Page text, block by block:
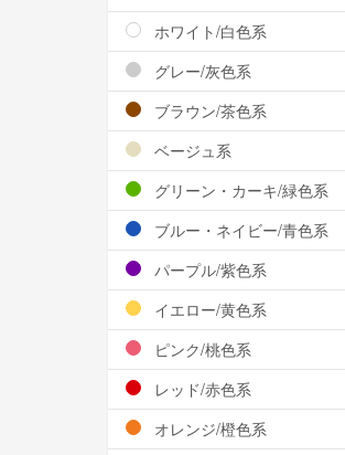
ホワイト/白色系
グレー/灰色系
ブラウン/茶色系
ベージュ系
グリーン・カーキ/緑色系
ブルー・ネイビー/青色系
パープル/紫色系
イエロー/黄色系
ピンク/桃色系
レッド/赤色系
オレンジ/橙色系